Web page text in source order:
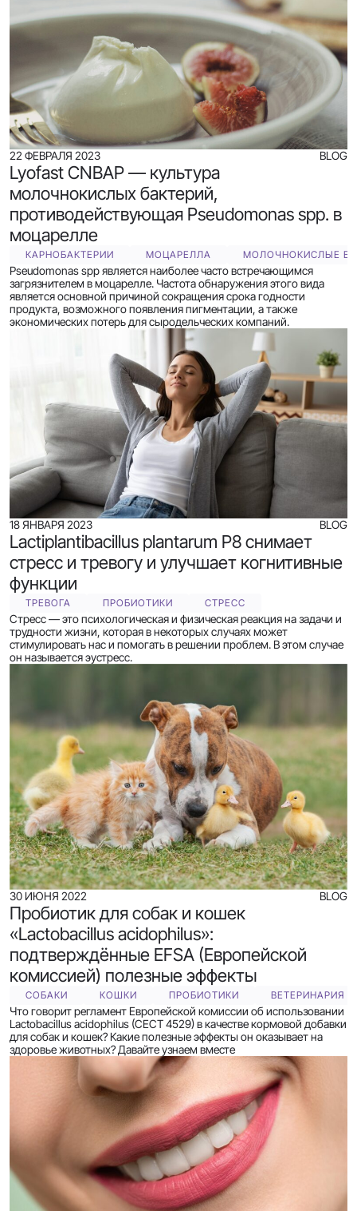
22 ФЕВРАЛЯ 2023 BLOG
Lyofast CNBAP — культура
молочнокислых бактерий,
противодействующая Pseudomonas spp. в
моцарелле
КАРНОБАКТЕРИИ МОЦАРЕЛЛА МОЛОЧНОКИСЛЫЕ
Pseudomonas spp является наиболее часто встречающимся
загрязнителем в моцарелле. Частота обнаружения этого вида
является основной причиной сокращения срока годности
продукта, возможного появления пигментации, а также
экономических потерь для сыродельческих компаний.
18 ЯНВАРЯ 2023 BLOG
Lactiplantibacillus plantarum P8 снимает
стресс и тревогу и улучшает когнитивные
функции
ТРЕВОГА ПРОБИОТИКИ СТРЕСС
Стресс — это психологическая и физическая реакция на задачи и
трудности жизни, которая в некоторых случаях может
стимулировать нас и помогать в решении проблем. В этом случае
он называется эустресс.
30 ИЮНЯ 2022 BLOG
Пробиотик для собак и кошек
«Lactobacillus acidophilus»:
подтверждённые EFSA (Европейской
комиссией) полезные эффекты
СОБАКИ КОШКИ ПРОБИОТИКИ ВЕТЕРИНАРИЯ
Что говорит регламент Европейской комиссии об использовании
Lactobacillus acidophilus (CECT 4529) в качестве кормовой добавки
для собак и кошек? Какие полезные эффекты он оказывает на
здоровье животных? Давайте узнаем вместе